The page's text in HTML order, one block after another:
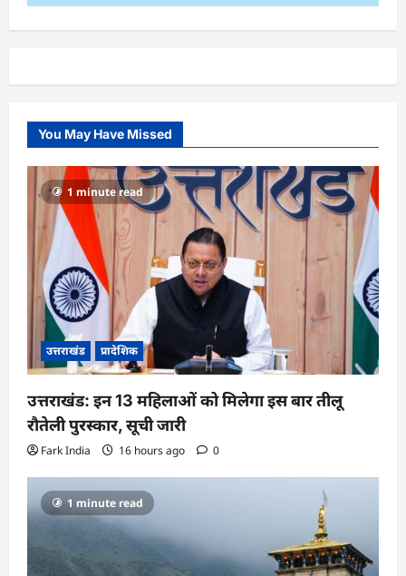
You May Have Missed
1 minute read
उत्तराखंड प्रादेशिक
उत्तराखंड: इन 13 महिलाओं को मिलेगा इस बार तीलू
रौतेली पुरस्कार, सूची जारी
Fark India 16 hours ago 0
1 minute read